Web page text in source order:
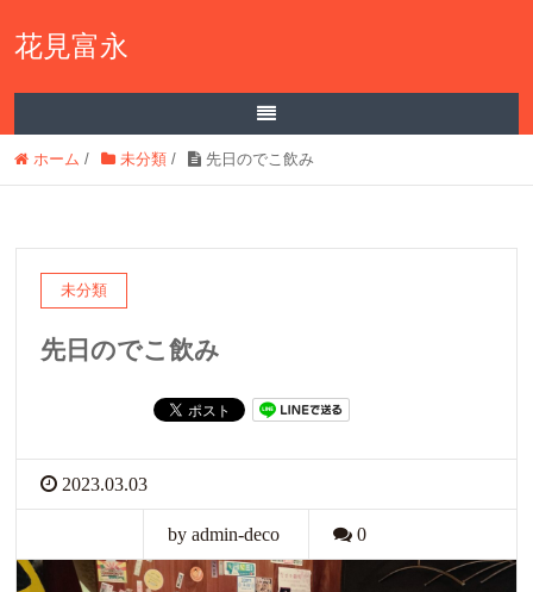
花見富永
ホーム / 未分類 / 先日のでこ飲み
未分類
先日のでこ飲み
2023.03.03
by admin-deco 0